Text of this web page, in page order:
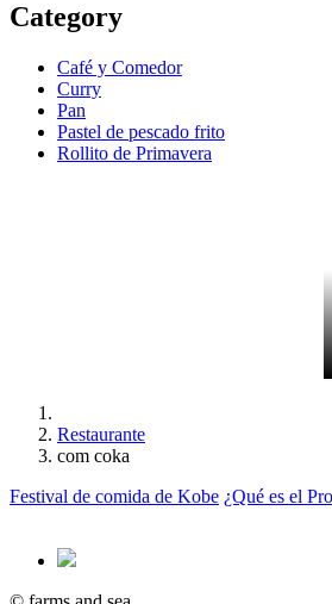
Category
Café y Comedor
Curry
Pan
Pastel de pescado frito
Rollito de Primavera
Restaurante
com coka
Festival de comida de Kobe ¿Qué es el